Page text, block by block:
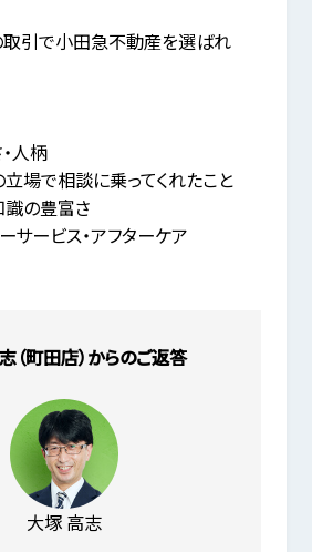
取引で小田急不動産を選ばれ
人柄
場で相談に乗ってくれたこと
の豊富さ
サービス・アフターケア
（町田店）からのご返答
大塚 高志